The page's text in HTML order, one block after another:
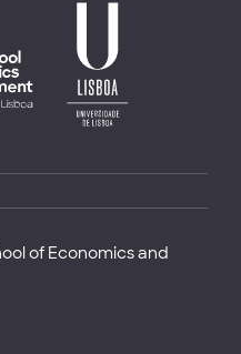
of Economics and